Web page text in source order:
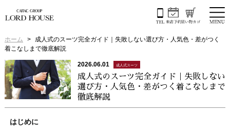
ホーム
成人式のスーツ完全ガイド｜失敗しない選び方・人気色・差がつく
着こなしまで徹底解説
2026.06.01 成人式スーツ
成人式のスーツ完全ガイド｜失敗しない
選び方・人気色・差がつく着こなしまで
徹底解説
はじめに